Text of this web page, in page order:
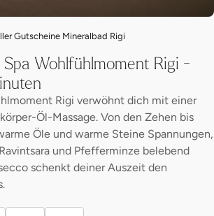
Gutscheine Mineralbad Rigi
Wohlfühlmoment Rigi -
Rigi verwöhnt dich mit einer
Öl-Massage. Von den Zehen bis
Öle und warme Steine Spannungen,
und Pfefferminze belebend
schenkt deiner Auszeit den